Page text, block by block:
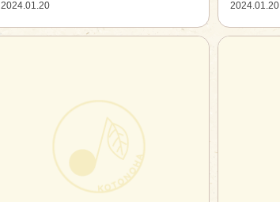
2024.01.20 2024.01.20